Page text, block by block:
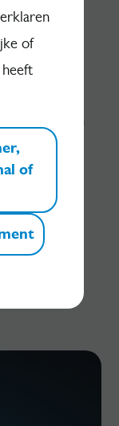
actieve
je deze
patiënten
hun
te
e-
of
of